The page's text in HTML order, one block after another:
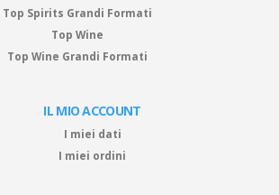
Top Spirits Grandi Formati
Top Wine
Top Wine Grandi Formati
IL MIO ACCOUNT
I miei dati
I miei ordini